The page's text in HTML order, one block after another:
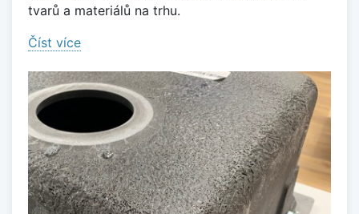
tvarů a materiálů na trhu.
Číst více